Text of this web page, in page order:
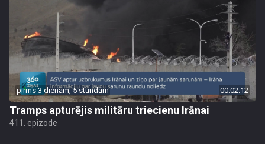
pirms 3 dienām, 5 stundām 00:02:12
Tramps apturējis militāru triecienu Irānai
411. epizode